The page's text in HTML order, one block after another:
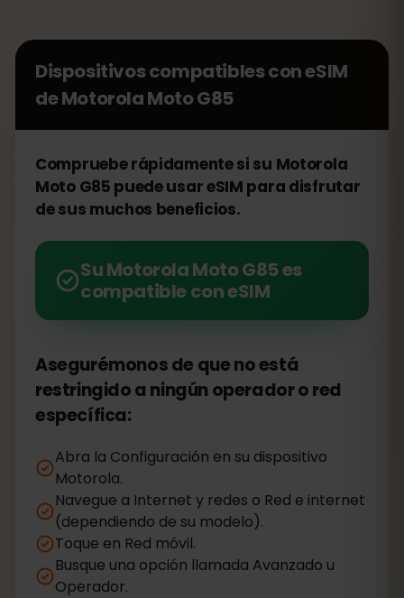
Dispositivos compatibles con eSIM
deMotorola Moto G85
Compruebe rápidamente si su Motorola
Moto G85 puede usar eSIM para disfrutar
de sus muchos beneficios.
Su Motorola Moto G85 es
compatible con eSIM
Asegurémonos de que no está
restringido a ningún operador o red
específica:
Abra la Configuración en su dispositivo
Motorola.
Navegue a Internet y redes o Red e internet
(dependiendo de su modelo).
Toque en Red móvil.
Busque una opción llamada Avanzado u
Operador.